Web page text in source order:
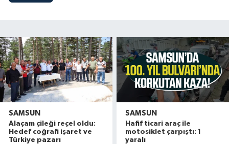
SAMSUN
Alaçam çileği reçel oldu:
Hedef coğrafi işaret ve
Türkiye pazarı
SAMSUN
Hafif ticari araç ile
motosiklet çarpıştı: 1
yaralı